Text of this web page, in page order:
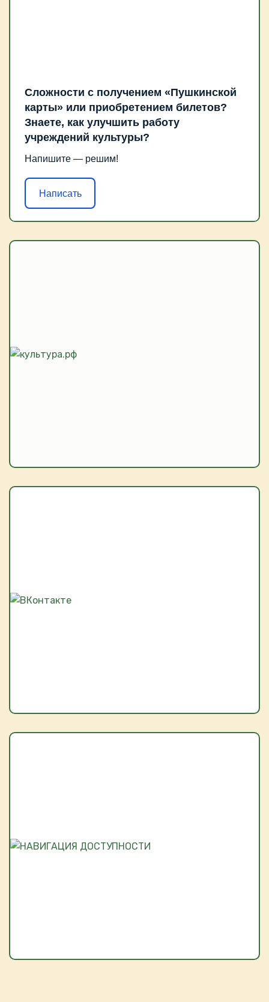
Сложности с получением «Пушкинской
карты» или приобретением билетов?
Знаете, как улучшить работу
учреждений культуры?
Напишите — решим!
Написать